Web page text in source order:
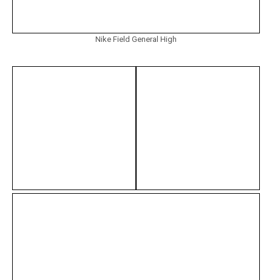
Nike Field General High